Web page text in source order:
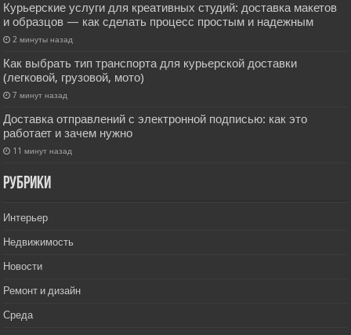
Курьерские услуги для креативных студий: доставка макетов
и образцов — как сделать процесс простым и надежным
2 минуты назад
Как выбрать тип транспорта для курьерской доставки
(легковой, грузовой, мото)
7 минут назад
Доставка отправлений с электронной подписью: как это
работает и зачем нужно
11 минут назад
РУбрики
Интерьер
Недвижимость
Новости
Ремонт и дизайн
Среда